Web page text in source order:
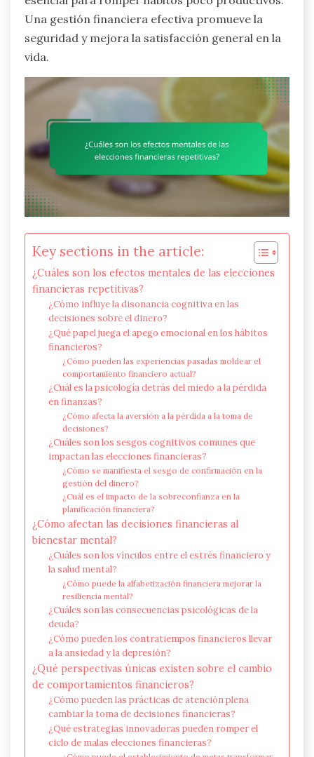
Una gestión financiera efectiva promueve la
seguridad y mejora la satisfacción general en la
vida.
Key sections in the article:
¿Cuáles son los efectos mentales de las elecciones
financieras repetitivas?
¿Cómo influye la disonancia cognitiva en las
decisiones sobre el dinero?
¿Qué papel juega el apego emocional en los hábitos
financieros?
¿Cómo pueden las experiencias pasadas moldear el
comportamiento financiero actual?
¿Cuál es la psicología detrás del miedo a la pérdida
en finanzas?
¿Cómo afecta la aversión a la pérdida a la toma de
decisiones?
¿Cuáles son los sesgos cognitivos comunes que
impactan las elecciones financieras?
¿Cómo se manifiesta el sesgo de confirmación en la
gestión del dinero?
¿Cuál es el impacto de la sobreconfianza en la
planificación financiera?
¿Cómo afectan las decisiones financieras al
bienestar mental?
¿Cuáles son los vínculos entre el estrés financiero y
la salud mental?
¿Cómo puede la alfabetización financiera mejorar la
resiliencia mental?
¿Cuáles son las consecuencias psicológicas de la
deuda?
¿Cómo pueden los contratiempos financieros llevar
a la ansiedad y la depresión?
¿Qué perspectivas únicas existen sobre el cambio
de comportamientos financieros?
¿Cómo pueden las prácticas de atención plena
cambiar la toma de decisiones financieras?
¿Qué estrategias innovadoras pueden romper el
ciclo de malas elecciones financieras?